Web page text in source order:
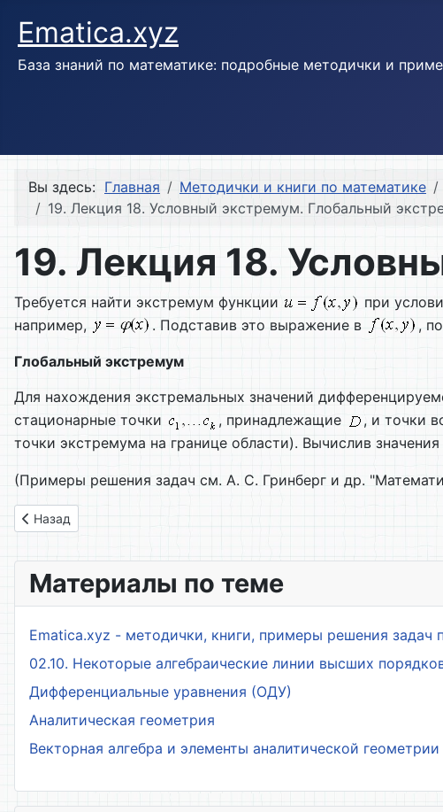
Ematica.xyz
База знаний по математике: подробные методички и
Вы здесь: Главная Методички и книги по математике
19. Лекция 18. Условный экстремум. Глобальный
19. Лекция 18.
Требуется найти экстремум функции при
например,
. Подставив это выражение в ,
Глобальный экстремум
Для нахождения экстремальных значений
стационарные точки
, принадлежащие , и точки
точки экстремума на границе области). Вычислив
(Примеры решения задач см. А. С. Гринберг и др.
Предыдущий: 18. Локальный экстремум
Назад
Материалы по теме
Ematica.xyz - методички, книги, примеры решения задач
02.10. Некоторые алгебраические линии высших
Дифференциальные уравнения (ОДУ)
Аналитическая геометрия
Векторная алгебра и элементы аналитической геометрии